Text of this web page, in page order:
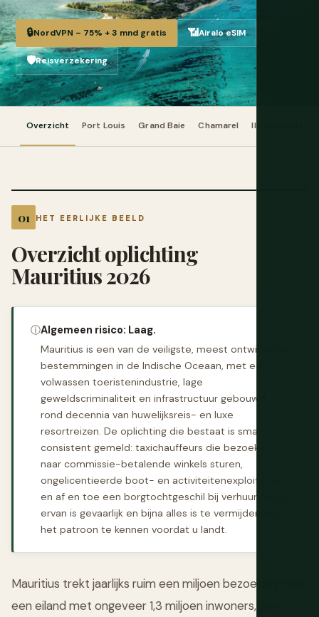
🔒NordVPN – 75% + 3 mnd gratis 📶Airalo eSIM
🛡️Reisverzekering
Overzicht Port Louis Grand Baie Chamarel Ile aux Cerfs
HET EERLIJKE BEELD
Overzicht oplichting
Mauritius 2026
ⓘAlgemeen risico: Laag.
Mauritius is een van de veiligste, meest ontwikkelde
bestemmingen in de Indische Oceaan, met een
volwassen toeristenindustrie, lage
geweldscriminaliteit en infrastructuur gebouwd
rond decennia van huwelijksreis- en luxe
resortreizen. De oplichting die bestaat is smal en
consistent gemeld: taxichauffeurs die bezoekers
naar commissie-betalende winkels sturen,
ongelicentieerde boot- en activiteitenexploitanten
en af en toe een borgtochtgeschil bij verhuur. Niets
ervan is gevaarlijk en bijna alles is te vermijden door
het patroon te kennen voordat u landt.
Mauritius trekt jaarlijks ruim een miljoen bezoekers naar
een eiland met ongeveer 1,3 miljoen inwoners, een